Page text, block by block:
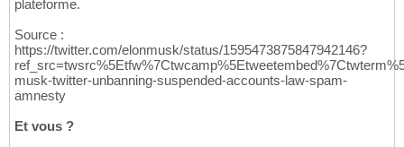
plateforme.
Source :
https://twitter.com/elonmusk/status/1595473875847942146?
musk-twitter-unbanning-suspended-accounts-law-spam-
amnesty
Et vous ?